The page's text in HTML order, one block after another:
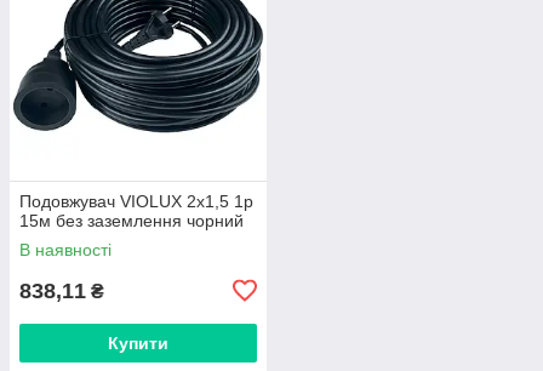
Подовжувач VIOLUX 2х1,5 1p
15м без заземлення чорний
В наявності
838,11 ₴
Купити